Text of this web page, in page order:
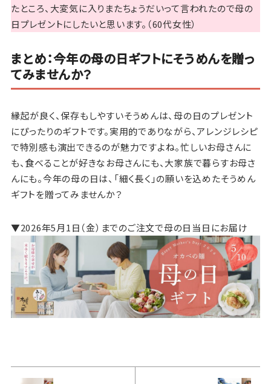
たところ、大変気に入りまたちょうだいって言われたので母の
日プレゼントにしたいと思います。（60代女性）
まとめ：今年の母の日ギフトにそうめんを贈っ
てみませんか？
縁起が良く、保存もしやすいそうめんは、母の日のプレゼント
にぴったりのギフトです。実用的でありながら、アレンジレシピ
で特別感も演出できるのが魅力ですよね。忙しいお母さんに
も、食べることが好きなお母さんにも、大家族で暮らすお母さ
んにも。今年の母の日は、「細く長く」の願いを込めたそうめん
ギフトを贈ってみませんか？
▼2026年5月1日（金）までのご注文で母の日当日にお届け